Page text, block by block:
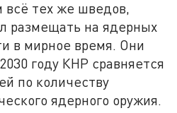
тех же шведов,
размещать на ядерных
в мирное время. Они
году КНР сравняется
по количеству
ядерного оружия.